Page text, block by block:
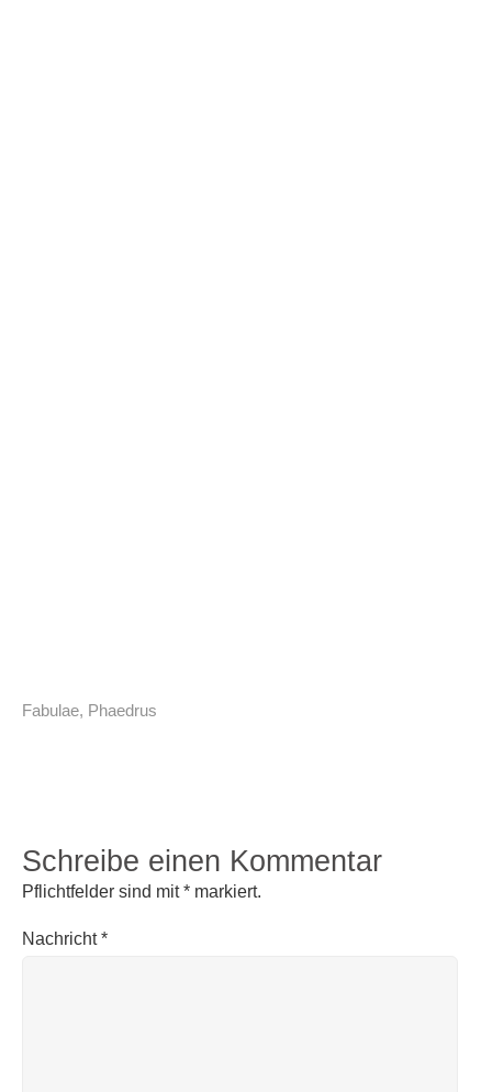
Fabulae, Phaedrus
Schreibe einen Kommentar
Pflichtfelder sind mit* markiert.
Nachricht*